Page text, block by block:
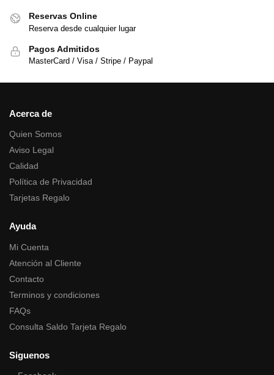
Reservas Online
Reserva desde cualquier lugar
Pagos Admitidos
MasterCard / Visa / Stripe / Paypal
Acerca de
Quien Somos
Aviso Legal
Calidad
Política de Privacidad
Tarjetas Regalo
Ayuda
Mi Cuenta
Atención al Cliente
Contacto
Terminos y condiciones
FAQs
Consulta Saldo Tarjeta Regalo
Siguenos